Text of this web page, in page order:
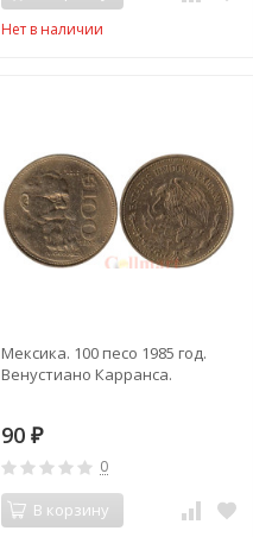
Нет в наличии
Мексика. 100 песо 1985 год.
Венустиано Карранса.
90₽
0
В корзину